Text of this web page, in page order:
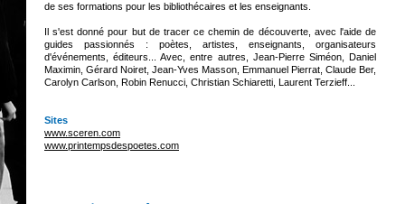
de ses formations pour les bibliothécaires et les enseignants.
Il s'est donné pour but de tracer ce chemin de découverte, avec l'aide de
guides passionnés : poètes, artistes, enseignants, organisateurs
d'événements, éditeurs... Avec, entre autres, Jean-Pierre Siméon, Daniel
Maximin, Gérard Noiret, Jean-Yves Masson, Emmanuel Pierrat, Claude Ber,
Carolyn Carlson, Robin Renucci, Christian Schiaretti, Laurent Terzieff...
Sites
www.sceren.com
www.printempsdespoetes.com